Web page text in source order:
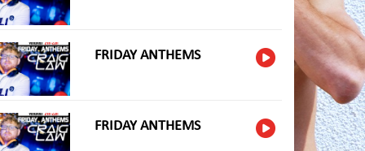
FRIDAY ANTHEMS
FRIDAY ANTHEMS